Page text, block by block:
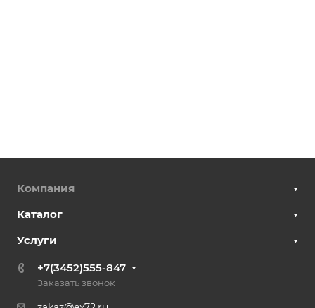
Компания
Каталог
Услуги
+7(3452)555-847
Заказать звонок